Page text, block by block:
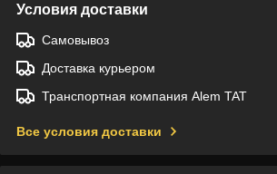
Условия доставки
Самовывоз
Доставка курьером
Транспортная компания Alem TAT
Все условия доставки